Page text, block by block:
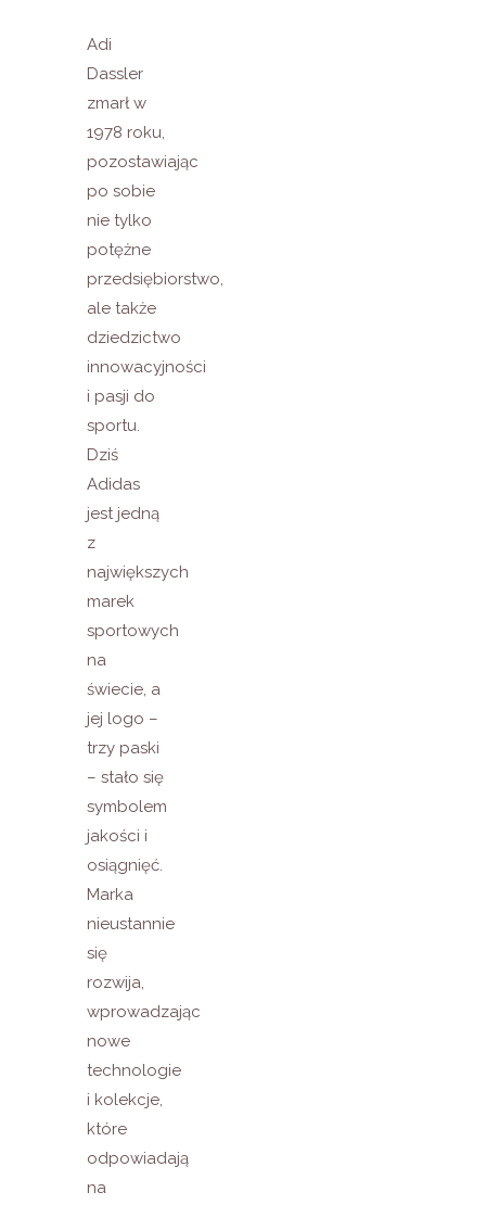
Adi
Dassler
zmarł w
1978 roku,
pozostawiając
po sobie
nie tylko
potężne
przedsiębiorstwo,
ale także
dziedzictwo
innowacyjności
i pasji do
sportu.
Dziś
Adidas
jest jedną
z
największych
marek
sportowych
na
świecie, a
jej logo –
trzy paski
– stało się
symbolem
jakości i
osiągnięć.
Marka
nieustannie
się
rozwija,
wprowadzając
nowe
technologie
i kolekcje,
które
odpowiadają
na